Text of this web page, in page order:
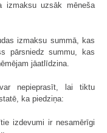
izmaksu uzsāk mēneša
izmaksu summā, kas
pārsniedz summu, kas
jāatlīdzina.
nepieprasīt, lai tiktu
ka piedziņa:
izdevumi ir nesamērīgi